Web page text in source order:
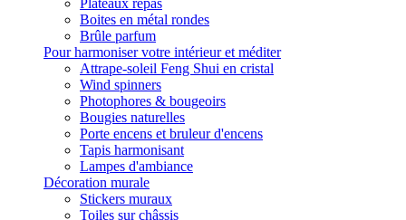
Plateaux repas
Boites en métal rondes
Brûle parfum
Pour harmoniser votre intérieur et méditer
Attrape-soleil Feng Shui en cristal
Wind spinners
Photophores & bougeoirs
Bougies naturelles
Porte encens et bruleur d'encens
Tapis harmonisant
Lampes d'ambiance
Décoration murale
Stickers muraux
Toiles sur châssis